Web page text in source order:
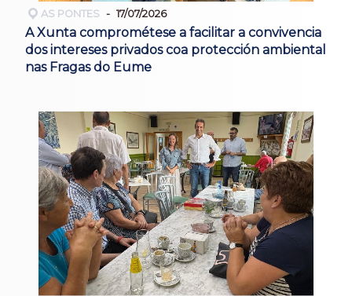
AS PONTES 17/07/2026
A Xunta comprométese a facilitar a convivencia
dos intereses privados coa protección ambiental
nas Fragas do Eume